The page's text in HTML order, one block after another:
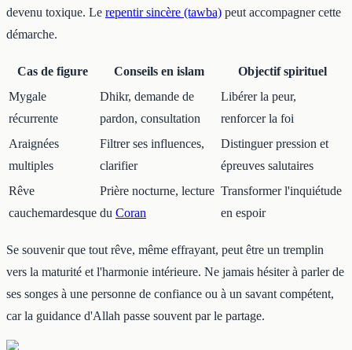
devenu toxique. Le repentir sincère (tawba) peut accompagner cette
démarche.
Cas de figure Conseils en islam
Objectif spirituel
Mygale
récurrente
Dhikr, demande de
pardon, consultation
Libérer la peur,
renforcer la foi
Araignées
multiples
Filtrer ses influences,
clarifier
Distinguer pression et
épreuves salutaires
Rêve
cauchemardesque
Prière nocturne, lecture
du Coran
Transformer l'inquiétude
en espoir
Se souvenir que tout rêve, même effrayant, peut être un tremplin
vers la maturité et l'harmonie intérieure. Ne jamais hésiter à parler de
ses songes à une personne de confiance ou à un savant compétent,
car la guidance d'Allah passe souvent par le partage.